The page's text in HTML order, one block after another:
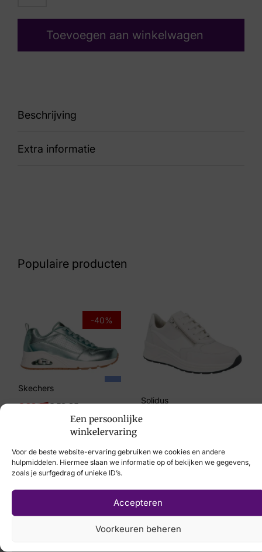
Een persoonlijke
winkelervaring
Voor de beste website-ervaring gebruiken we cookies en andere
hulpmiddelen. Hiermee slaan we informatie op of bekijken we gegevens,
zoals je surfgedrag of unieke ID’s.
Accepteren
Voorkeuren beheren
Toevoegen aan winkelwagen
Beschrijving
91 Gycmo 32 Rose
Extra informatie
Laura Vita
Artikelnummer
Gycmo 32 Rose
Populaire producten
-40%
Skechers
€99,95€59,95
Solidus
€
Laat uw voeten
scannenmet de